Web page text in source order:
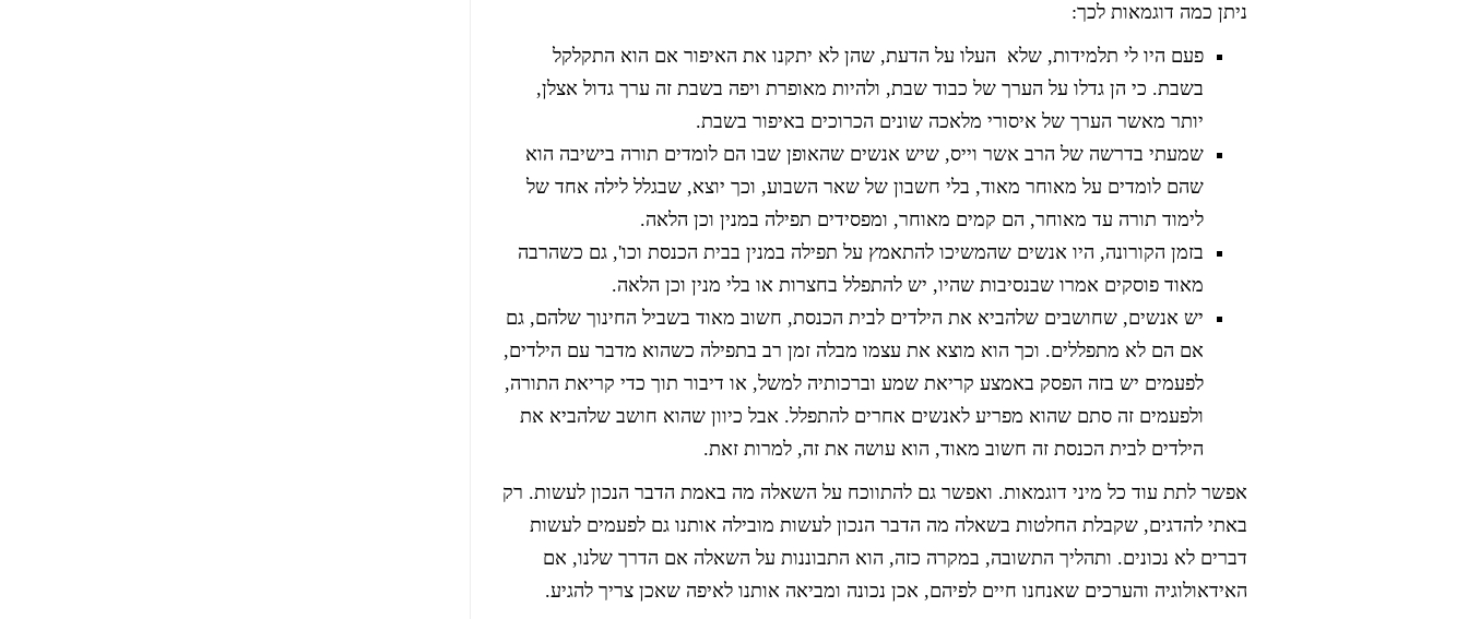
ניתן כמה דוגמאות לכך:
פעם היו לי תלמידות, שלא העלו על הדעת, שהן לא יתקנו את האיפור אם הוא התקלקל
בשבת. כי הן גדלו על הערך של כבוד שבת, ולהיות מאופרת ויפה בשבת זה ערך גדול אצלן,
יותר מאשר הערך של איסורי מלאכה שונים הכרוכים באיפור בשבת.
שמעתי בדרשה של הרב אשר וייס, שיש אנשים שהאופן שבו הם לומדים תורה בישיבה הוא
שהם לומדים על מאוחר מאוד, בלי חשבון של שאר השבוע, וכך יוצא, שבגלל לילה אחד של
לימוד תורה עד מאוחר, הם קמים מאוחר, ומפסידים תפילה במנין וכן הלאה.
בזמן הקורונה, היו אנשים שהמשיכו להתאמץ על תפילה במנין בבית הכנסת וכו', גם כשהרבה
מאוד פוסקים אמרו שבנסיבות שהיו, יש להתפלל בחצרות או בלי מנין וכן הלאה.
יש אנשים, שחושבים שלהביא את הילדים לבית הכנסת, חשוב מאוד בשביל החינוך שלהם, גם
אם הם לא מתפללים. וכך הוא מוצא את עצמו מבלה זמן רב בתפילה כשהוא מדבר עם הילדים,
לפעמים יש בזה הפסק באמצע קריאת שמע וברכותיה למשל, או דיבור תוך כדי קריאת התורה,
ולפעמים זה סתם שהוא מפריע לאנשים אחרים להתפלל. אבל כיוון שהוא חושב שלהביא את
הילדים לבית הכנסת זה חשוב מאוד, הוא עושה את זה, למרות זאת.
אפשר לתת עוד כל מיני דוגמאות. ואפשר גם להתווכח על השאלה מה באמת הדבר הנכון לעשות. רק
באתי להדגים, שקבלת החלטות בשאלה מה הדבר הנכון לעשות מובילה אותנו גם לפעמים לעשות
דברים לא נכונים. ותהליך התשובה, במקרה כזה, הוא התבוננות על השאלה אם הדרך שלנו, אם
האידאולוגיה והערכים שאנחנו חיים לפיהם, אכן נכונה ומביאה אותנו לאיפה שאכן צריך להגיע.